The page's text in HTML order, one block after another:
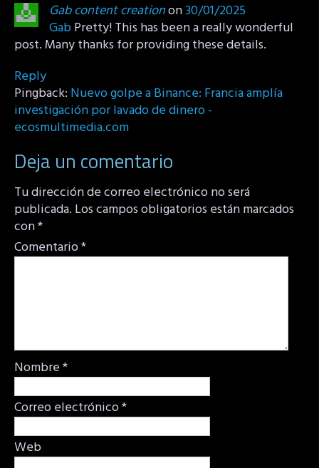
Gab content creationon30/01/2025
GabPretty! This has been a really wonderful
post. Many thanks for providing these details.
Reply
Pingback: Nuevo golpe a Binance: Francia amplía
investigación por lavado de dinero -
ecosmultimedia.com
Deja un comentario
Tu dirección de correo electrónico no será
publicada. Los campos obligatorios están marcados
con*
Comentario*
Nombre*
Correo electrónico*
Web